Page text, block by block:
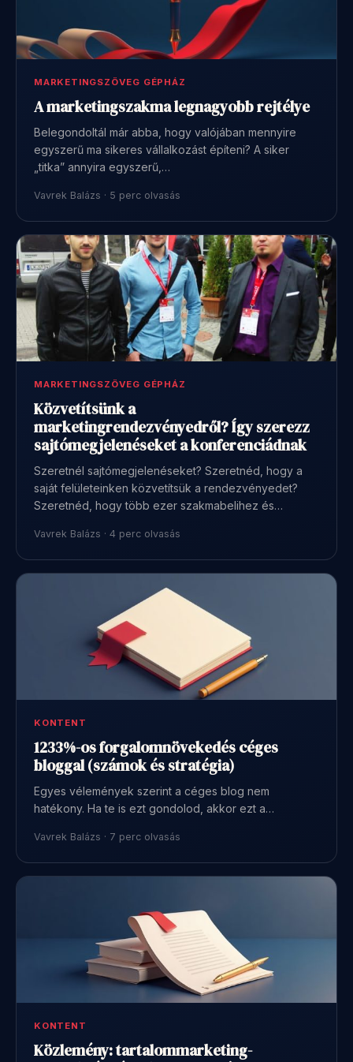
MARKETINGSZÖVEG GÉPHÁZ
A marketingszakma legnagyobb rejtélye
Belegondoltál már abba, hogy valójában mennyire
egyszerű ma sikeres vállalkozást építeni? A siker
„titka” annyira egyszerű,…
Vavrek Balázs · 5 perc olvasás
MARKETINGSZÖVEG GÉPHÁZ
Közvetítsünk a
marketingrendezvényedről? Így szerezz
sajtómegjelenéseket a konferenciádnak
Szeretnél sajtómegjelenéseket? Szeretnéd, hogy a
saját felületeinken közvetítsük a rendezvényedet?
Szeretnéd, hogy több ezer szakmabelihez és…
Vavrek Balázs · 4 perc olvasás
KONTENT
1233%-os forgalomnövekedés céges
bloggal (számok és stratégia)
Egyes vélemények szerint a céges blog nem
hatékony. Ha te is ezt gondolod, akkor ezt a…
Vavrek Balázs · 7 perc olvasás
KONTENT
Közlemény: tartalommarketing-